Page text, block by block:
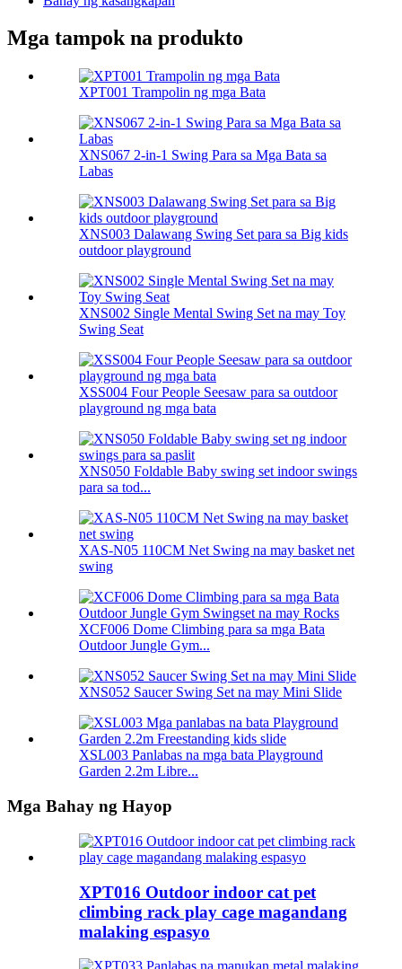
Mga tampok na produkto
XPT001 Trampolin ng mga Bata
XNS067 2-in-1 Swing Para sa Mga Bata sa
Labas
XNS003 Dalawang Swing Set para sa Big kids
outdoor playground
XNS002 Single Mental Swing Set na may Toy
Swing Seat
XSS004 Four People Seesaw para sa outdoor
playground ng mga bata
XNS050 Foldable Baby swing set indoor swings
para sa tod...
XAS-N05 110CM Net Swing na may basket net
swing
XCF006 Dome Climbing para sa mga Bata
Outdoor Jungle Gym...
XNS052 Saucer Swing Set na may Mini Slide
XSL003 Panlabas na mga bata Playground
Garden 2.2m Libre...
Mga Bahay ng Hayop
XPT016 Outdoor indoor cat pet
climbing rack play cage magandang
malaking espasyo